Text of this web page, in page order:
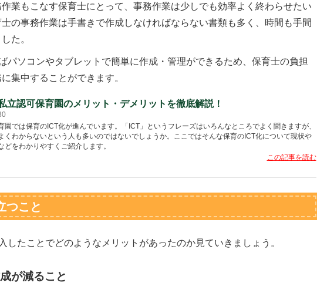
業もこなす保育士にとって、事務作業は少しでも効率よく終わらせたい
の事務作業は手書きで作成しなければならない書類も多く、時間も手間
た。
パソコンやタブレットで簡単に作成・管理ができるため、保育士の負担
集中することができます。
立認可保育園のメリット・デメリットを徹底解説！
園では保育のICT化が進んでいます。「ICT」というフレーズはいろんなところでよく聞きますが、
くわからないという人も多いのではないでしょうか。ここではそんな保育のICT化について現状や
どをわかりやすくご紹介します。
この記事を読む
つこと
したことでどのようなメリットがあったのか見ていきましょう。
が減ること